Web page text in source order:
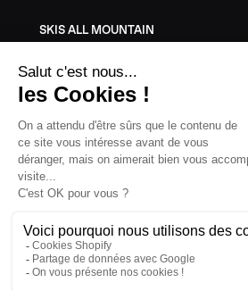
SKIS ALL MOUNTAIN
Guide des tailles All Mountain
Cartes Cadeaux
Last Chance
ÉQUIPEMENT
Tout l'Équipement
Casques
Fixations
Bâtons
Couteaux
Textile
Cartes Cadeaux
Last Chance